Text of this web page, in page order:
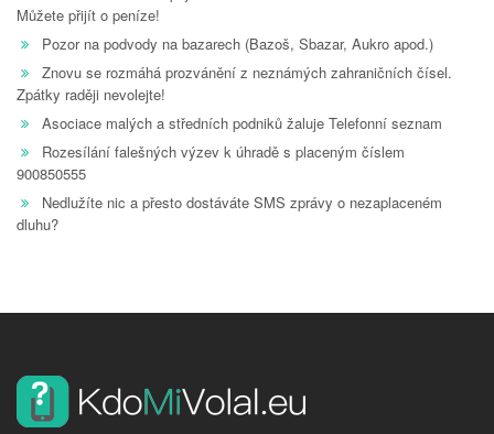
Můžete přijít o peníze!
Pozor na podvody na bazarech (Bazoš, Sbazar, Aukro apod.)
Znovu se rozmáhá prozvánění z neznámých zahraničních čísel.
Zpátky raději nevolejte!
Asociace malých a středních podniků žaluje Telefonní seznam
Rozesílání falešných výzev k úhradě s placeným číslem
900850555
Nedlužíte nic a přesto dostáváte SMS zprávy o nezaplaceném
dluhu?